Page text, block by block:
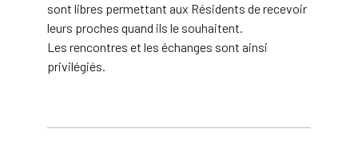
sont libres permettant aux Résidents de recevoir
leurs proches quand ils le souhaitent.
Les rencontres et les échanges sont ainsi
privilégiés.